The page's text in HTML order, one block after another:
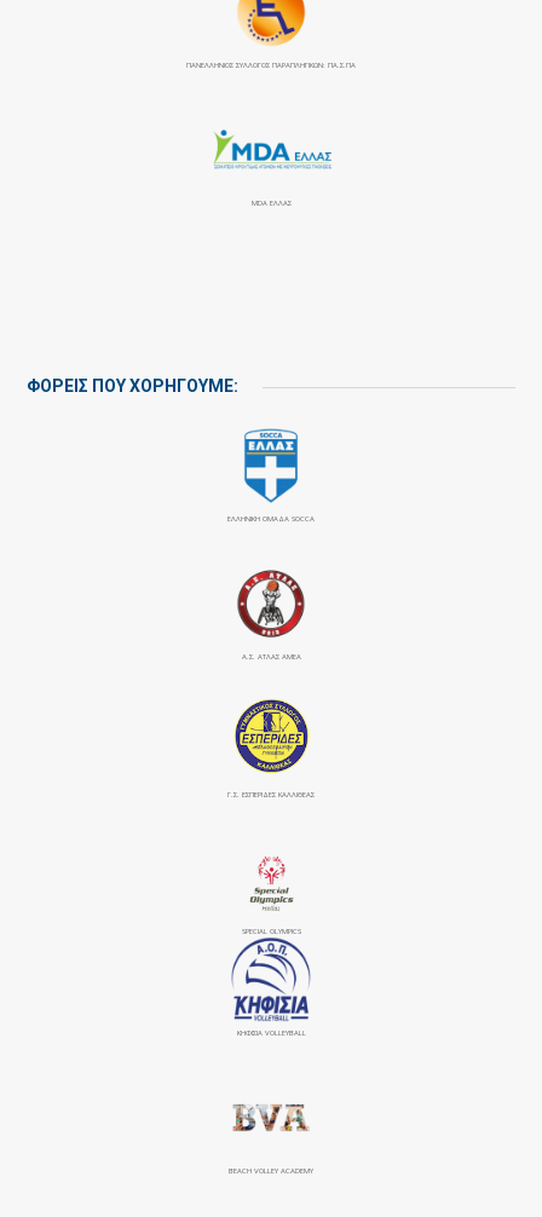
ΠΑΝΕΛΛΉΝΙΟΣ ΣΎΛΛΟΓΟΣ ΠΑΡΑΠΛΗΓΙΚΏΝ: ΠΑ.Σ.ΠΑ
MDA ΕΛΛΑΣ
ΦΟΡΕΙΣ ΠΟΥ ΧΟΡΗΓΟΥΜΕ:
ΕΛΛΗΝΙΚΗ ΟΜΑΔΑ SOCCA
Α.Σ. ΑΤΛΑΣ ΑΜΕΑ
Γ.Σ. ΕΣΠΕΡΙΔΕΣ ΚΑΛΛΙΘΕΑΣ
SPECIAL OLYMPICS
ΚΗΦΙΣΙΆ VOLLEYBALL
BEACH VOLLEY ACADEMY